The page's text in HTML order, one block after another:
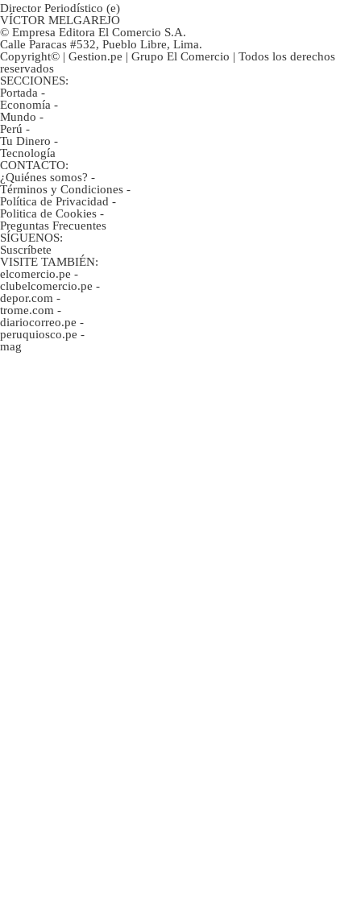
Director Periodístico (e)
VÍCTOR MELGAREJO
© Empresa Editora El Comercio S.A.
Calle Paracas #532, Pueblo Libre, Lima.
Copyright© | Gestion.pe | Grupo El Comercio | Todos los derechos
reservados
SECCIONES:
Portada -
Economía -
Mundo -
Perú -
Tu Dinero -
Tecnología
CONTACTO:
¿Quiénes somos? -
Términos y Condiciones -
Política de Privacidad -
Politica de Cookies -
Preguntas Frecuentes
SÍGUENOS:
Suscríbete
VISITE TAMBIÉN:
elcomercio.pe -
clubelcomercio.pe -
depor.com -
trome.com -
diariocorreo.pe -
peruquiosco.pe -
mag